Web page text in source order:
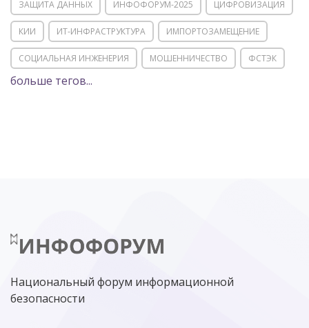
ЗАЩИТА ДАННЫХ ИНФОФОРУМ-2025 ЦИФРОВИЗАЦИЯ
КИИ ИТ-ИНФРАСТРУКТУРА ИМПОРТОЗАМЕЩЕНИЕ
СОЦИАЛЬНАЯ ИНЖЕНЕРИЯ МОШЕННИЧЕСТВО ФСТЭК
POSITIVE TECHNOLOGIES
МИНЦИФРЫ РОССИИ NGFW
больше тегов...
Национальный форум информационной
безопасности